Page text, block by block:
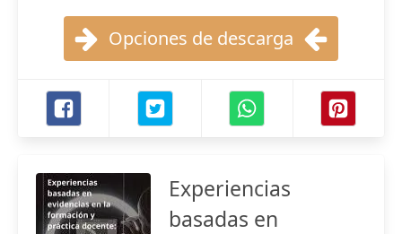
Opciones de descarga
Experiencias
basadas en